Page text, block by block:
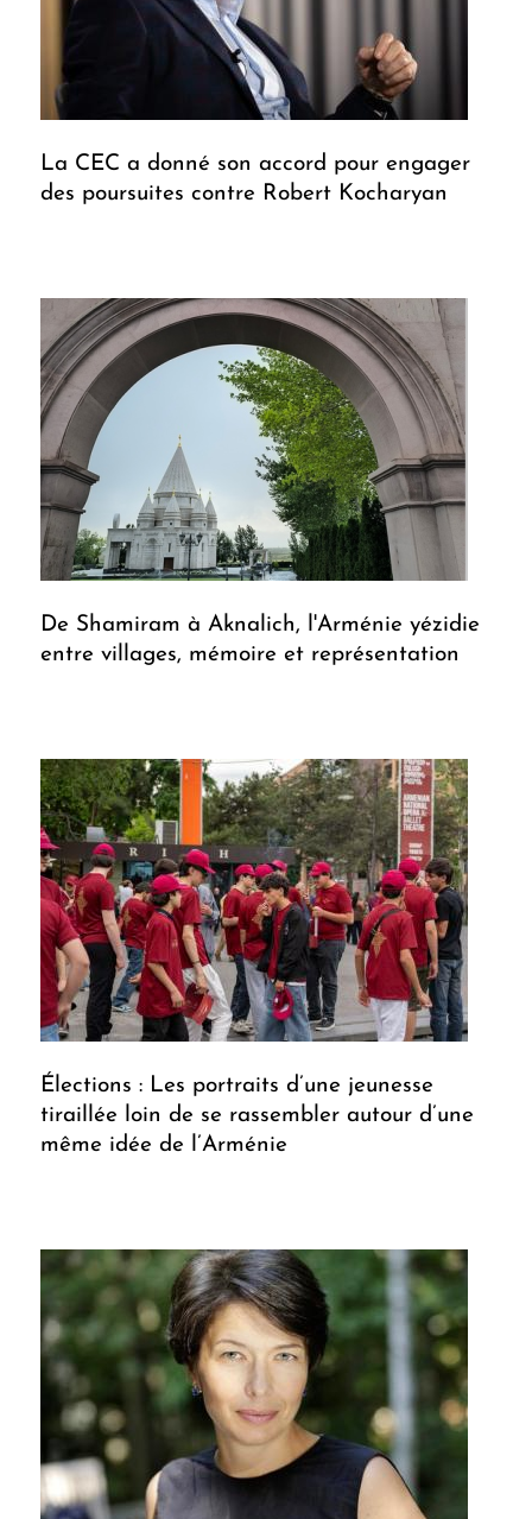
La CEC a donné son accord pour engager
des poursuites contre Robert Kocharyan
De Shamiram à Aknalich, l'Arménie yézidie
entre villages, mémoire et représentation
Élections : Les portraits d’une jeunesse
tiraillée loin de se rassembler autour d’une
même idée de l’Arménie